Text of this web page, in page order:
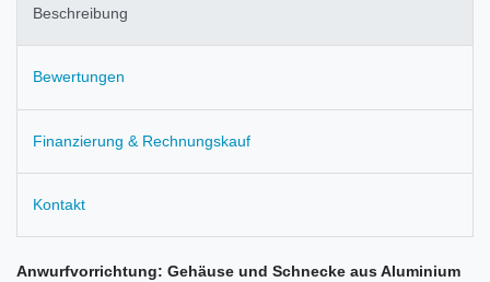
Beschreibung
Bewertungen
Finanzierung & Rechnungskauf
Kontakt
Anwurfvorrichtung: Gehäuse und Schnecke aus Aluminium